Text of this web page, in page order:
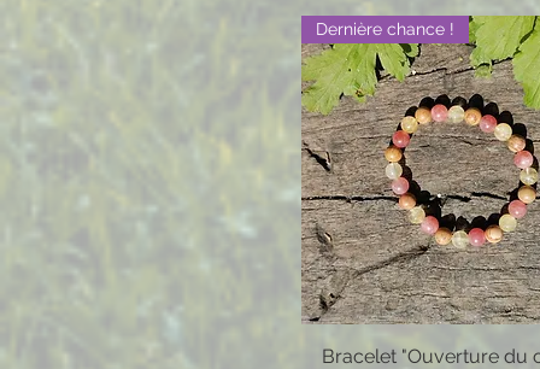
Dernière chance !
Bracelet "Ouverture du